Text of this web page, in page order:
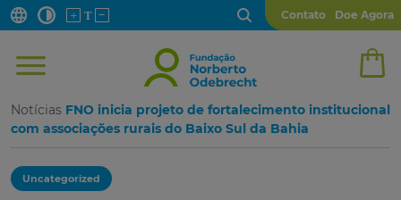
Contato Doe Agora
Notícias FNO inicia projeto de fortalecimento institucional
com associações rurais do Baixo Sul da Bahia
Uncategorized